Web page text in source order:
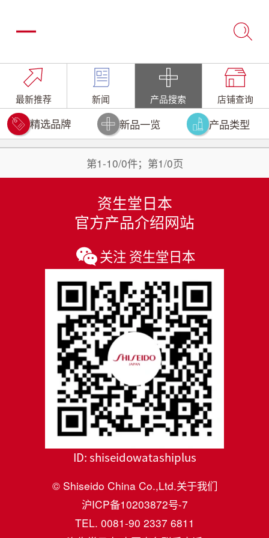
最新推荐 新闻 产品搜索 店铺查询
精选品牌 新品一览 产品类型
第1-10/0件；第1/0页
资生堂日本
官方产品介绍网站
关注 资生堂日本
ID:shiseidowatashiplus
© Shiseido China Co.,Ltd.关于我们
沪ICP备10203872号-7
TEL. 0081-90 2337 6811